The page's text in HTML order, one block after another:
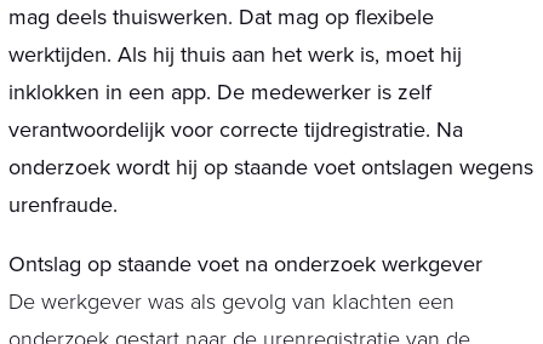
mag deels thuiswerken. Dat mag op flexibele
werktijden. Als hij thuis aan het werk is, moet hij
inklokken in een app. De medewerker is zelf
verantwoordelijk voor correcte tijdregistratie. Na
onderzoek wordt hij op staande voet ontslagen wegens
urenfraude.
Ontslag op staande voet na onderzoek werkgever
De werkgever was als gevolg van klachten een